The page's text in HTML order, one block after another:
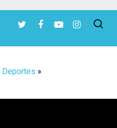
Deportes »